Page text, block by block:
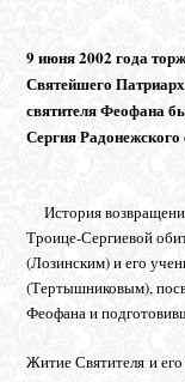
9 июня 2002 года
Святейшего
святителя Феофана
Сергия
История
Троице-Сергиевой
(Лозинским) и его
(Тертышниковым),
Феофана и
Житие Святителя и